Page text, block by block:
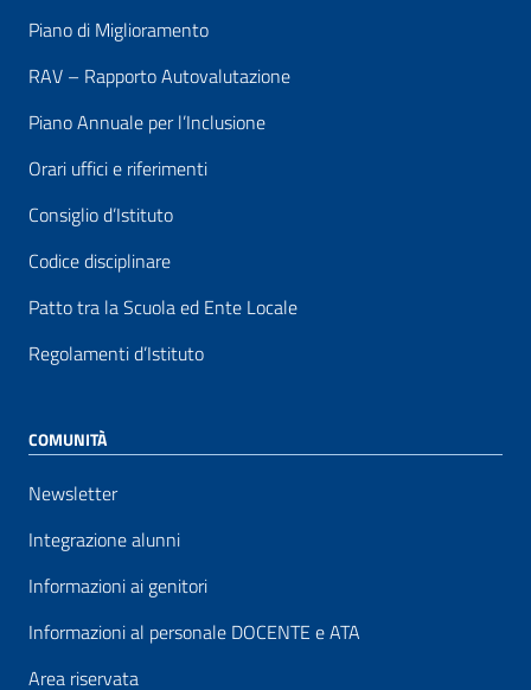
Piano di Miglioramento
RAV – Rapporto Autovalutazione
Piano Annuale per l’Inclusione
Orari uffici e riferimenti
Consiglio d’Istituto
Codice disciplinare
Patto tra la Scuola ed Ente Locale
Regolamenti d’Istituto
COMUNITÀ
Newsletter
Integrazione alunni
Informazioni ai genitori
Informazioni al personale DOCENTE e ATA
Area riservata